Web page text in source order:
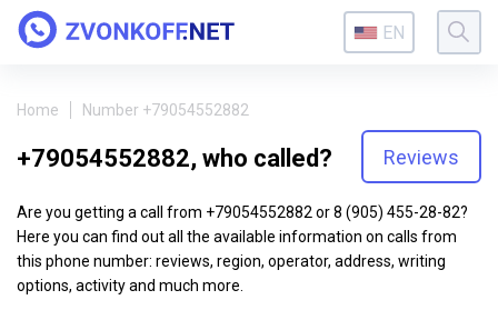
EN
Home Number +79054552882
+79054552882, who called? Reviews
Are you getting a call from +79054552882 or 8 (905) 455-28-82?
Here you can find out all the available information on calls from
this phone number: reviews, region, operator, address, writing
options, activity and much more.